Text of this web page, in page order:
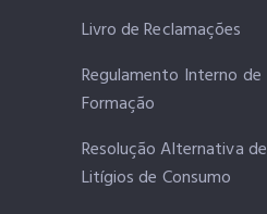
Livro de Reclamações
Regulamento Interno de
Formação
Resolução Alternativa de
Litígios de Consumo